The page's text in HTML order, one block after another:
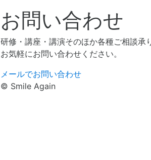
お問い合わせ
研修・講座・講演そのほか各種ご相談承
お気軽にお問い合わせください。
メールでお問い合わせ
© Smile Again